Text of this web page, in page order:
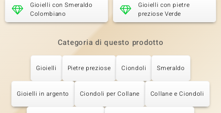
Gioielli con Smeraldo
Colombiano
Gioielli con pietre
preziose Verde
Categoria di questo prodotto
Gioielli Pietre preziose Ciondoli Smeraldo
Gioielli in argento Ciondoli per Collane Collane e Ciondoli